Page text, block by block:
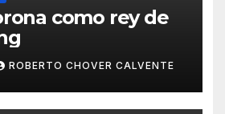
como rey de
ROBERTO CHOVER CALVENTE